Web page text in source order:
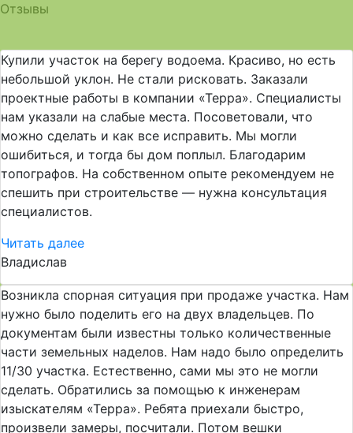
Отзывы
Купили участок на берегу водоема. Красиво, но есть
небольшой уклон. Не стали рисковать. Заказали
проектные работы в компании «Терра». Специалисты
нам указали на слабые места. Посоветовали, что
можно сделать и как все исправить. Мы могли
ошибиться, и тогда бы дом поплыл. Благодарим
топографов. На собственном опыте рекомендуем не
спешить при строительстве — нужна консультация
специалистов.
Читать далее
Владислав
Возникла спорная ситуация при продаже участка. Нам
нужно было поделить его на двух владельцев. По
документам были известны только количественные
части земельных наделов. Нам надо было определить
11/30 участка. Естественно, сами мы это не могли
сделать. Обратились за помощью к инженерам
изыскателям «Терра». Ребята приехали быстро,
произвели замеры, посчитали. Потом вешки